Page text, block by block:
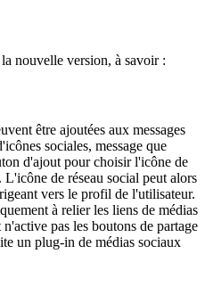
nouvelle version, à savoir :
être ajoutées aux messages
sociales, message que
d'ajout pour choisir l'icône de
de réseau social peut alors
vers le profil de l'utilisateur.
à relier les liens de médias
pas les boutons de partage
un plug-in de médias sociaux